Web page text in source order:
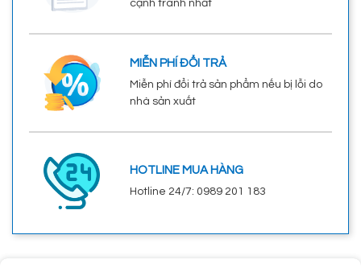
cạnh tranh nhất
MIỄN PHÍ ĐỔI TRẢ
Miễn phí đổi trả sản phẩm nếu bị lỗi do
nhà sản xuất
HOTLINE MUA HÀNG
Hotline 24/7: 0989 201 183